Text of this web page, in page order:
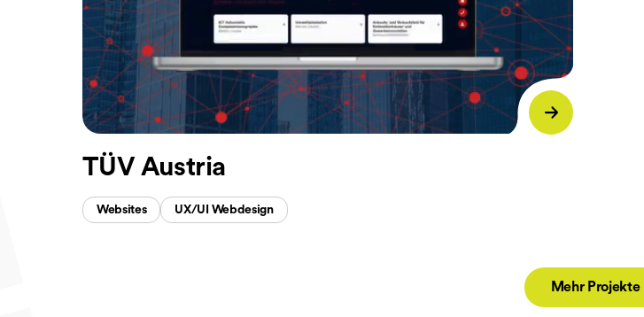
TÜV Austria
Websites UX/UI Webdesign
Mehr Projekte